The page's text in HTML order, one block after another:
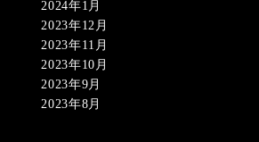
2024年1月
2023年12月
2023年11月
2023年10月
2023年9月
2023年8月